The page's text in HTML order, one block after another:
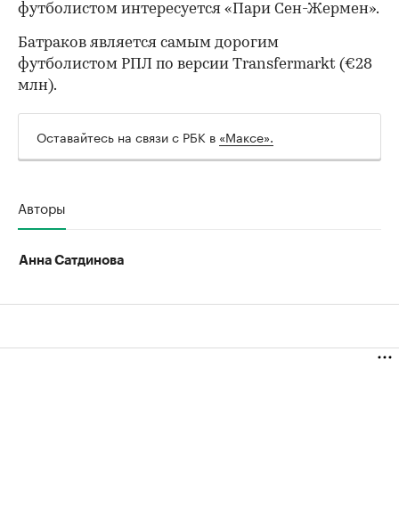
футболистом интересуется «Пари Сен-Жермен».
Батраков является самым дорогим
футболистом РПЛ по версии Transfermarkt (€28
млн).
Оставайтесь на связи с РБК в «Максе».
Авторы
Анна Сатдинова